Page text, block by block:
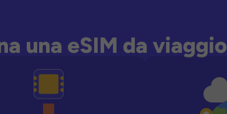
una eSIM da viaggio